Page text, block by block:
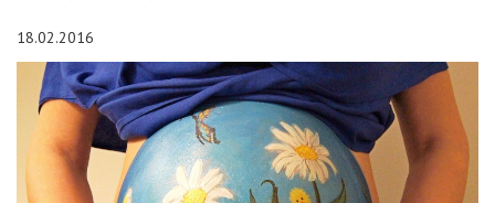
18.02.2016